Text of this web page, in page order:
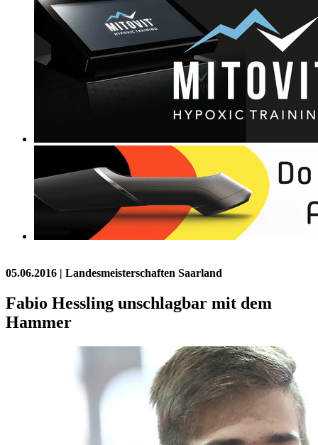
05.06.2016 | Landesmeisterschaften Saarland
Fabio Hessling unschlagbar mit dem
Hammer